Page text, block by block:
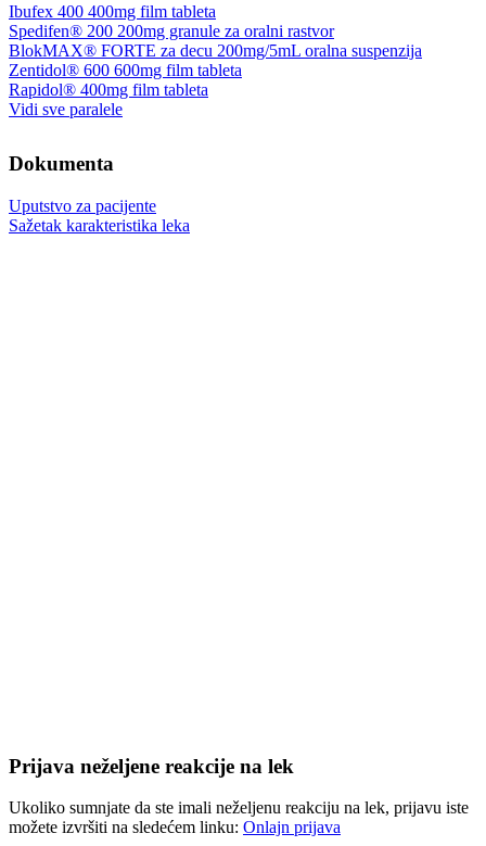
Ibufex 400 400mg film tableta
Spedifen® 200 200mg granule za oralni rastvor
BlokMAX® FORTE za decu 200mg/5mL oralna suspenzija
Zentidol® 600 600mg film tableta
Rapidol® 400mg film tableta
Vidi sve paralele
Dokumenta
Uputstvo za pacijente
Sažetak karakteristika leka
Prijava neželjene reakcije na lek
Ukoliko sumnjate da ste imali neželjenu reakciju na lek, prijavu iste
možete izvršiti na sledećem linku: Onlajn prijava